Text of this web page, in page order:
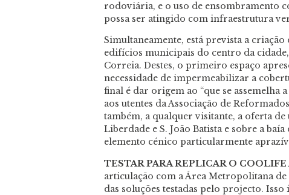
rodoviária, e o uso de ensombramento
possa ser atingido com infraestrutura
Simultaneamente, está prevista a
edifícios municipais do centro da
Correia. Destes, o primeiro espaço
necessidade de impermeabilizar a
final é dar origem ao “que se
aos utentes da Associação de
também, a qualquer visitante, a oferta de
Liberdade e S. João Batista e sobre a
elemento cénico particularmente
TESTAR PARA REPLICAR O
articulação com a Área Metropolitana
das soluções testadas pelo projecto.